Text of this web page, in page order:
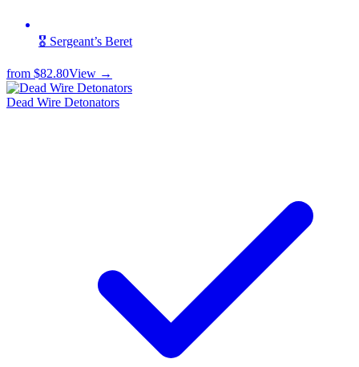
🎖️ Sergeant’s Beret
from $82.80View →
Dead Wire Detonators